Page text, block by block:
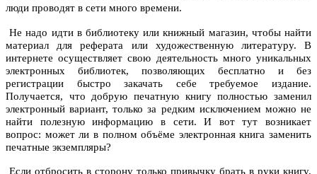
люди проводят в сети много времени.
Не надо идти в библиотеку или книжный магазин, чтобы найти
материал для реферата или художественную литературу. В
интернете осуществляет свою деятельность много уникальных
электронных библиотек, позволяющих бесплатно и без
регистрации быстро закачать себе требуемое издание.
Получается, что добрую печатную книгу полностью заменил
электронный вариант, только за редким исключением можно не
найти полезную информацию в сети. И вот тут возникает
вопрос: может ли в полном объёме электронная книга заменить
печатные экземпляры?
Если отбросить в сторону только привычку брать в руки книгу,